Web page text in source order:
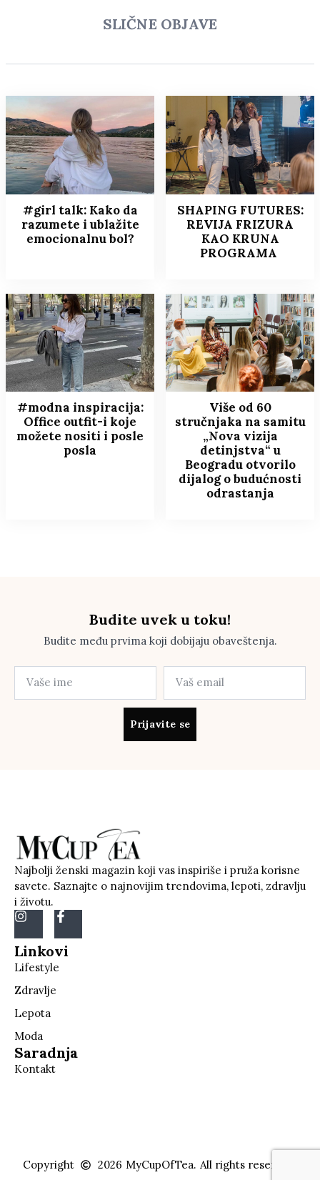
SLIČNE OBJAVE
#girl talk: Kako da
razumete i ublažite
emocionalnu bol?
SHAPING FUTURES:
REVIJA FRIZURA
KAO KRUNA
PROGRAMA
#modna inspiracija:
Office outfit-i koje
možete nositi i posle
posla
Više od 60
stručnjaka na samitu
„Nova vizija
detinjstva“ u
Beogradu otvorilo
dijalog o budućnosti
odrastanja
Budite uvek u toku!
Budite među prvima koji dobijaju obaveštenja.
Prijavite se
Najbolji ženski magazin koji vas inspiriše i pruža korisne
savete. Saznajte o najnovijim trendovima, lepoti, zdravlju
i životu.
Linkovi
Lifestyle
Zdravlje
Lepota
Moda
Saradnja
Kontakt
Copyright 2026 MyCupOfTea. All rights reserved.